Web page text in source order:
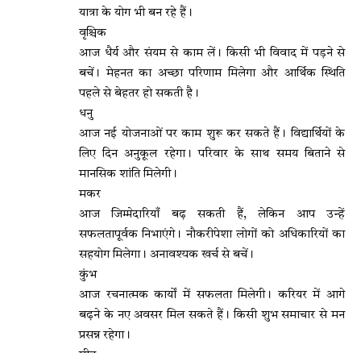
यात्रा के योग भी बन रहे हैं।
वृश्चिक
आज धैर्य और संयम से काम लें। किसी भी विवाद में पड़ने से
बचें। मेहनत का अच्छा परिणाम मिलेगा और आर्थिक स्थिति
पहले से बेहतर हो सकती है।
धनु
आज नई योजनाओं पर काम शुरू कर सकते हैं। विद्यार्थियों के
लिए दिन अनुकूल रहेगा। परिवार के साथ समय बिताने से
मानसिक शांति मिलेगी।
मकर
आज जिम्मेदारियाँ बढ़ सकती हैं, लेकिन आप उन्हें
सफलतापूर्वक निभाएंगे। नौकरीपेशा लोगों को अधिकारियों का
सहयोग मिलेगा। अनावश्यक खर्च से बचें।
कुंभ
आज रचनात्मक कार्यों में सफलता मिलेगी। करियर में आगे
बढ़ने के नए अवसर मिल सकते हैं। किसी शुभ समाचार से मन
प्रसन्न रहेगा।